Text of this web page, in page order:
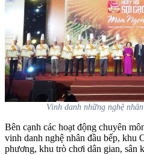
Vinh danh những nghệ
Bên cạnh các hoạt động chuyên
vinh danh nghệ nhân đầu bếp, khu
phương, khu trò chơi dân gian, sân